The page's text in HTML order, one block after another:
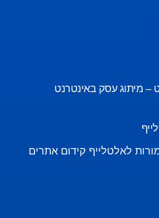
– מיתוג עסק באינטרנט